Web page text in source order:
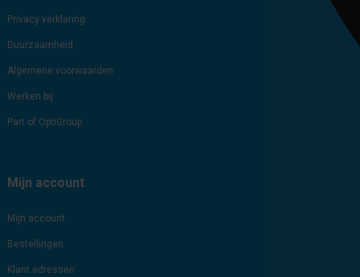
Privacy verklaring
Duurzaamheid
Algemene voorwaarden
Werken bij
Part of OptiGroup
Mijn account
Mijn account
Bestellingen
Klant adressen